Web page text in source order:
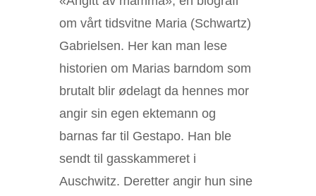
om vårt tidsvitne Maria (Schwartz)
Gabrielsen. Her kan man lese
historien om Marias barndom som
brutalt blir ødelagt da hennes mor
angir sin egen ektemann og
barnas far til Gestapo. Han ble
sendt til gasskammeret i
Auschwitz. Deretter angir hun sine